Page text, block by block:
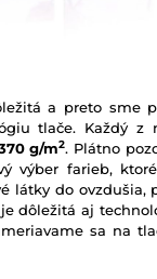
a preto sme
tlače. Každý z
g/m2. Plátno
výber farieb,
látky do ovzdušia,
dôležitá aj
sa na